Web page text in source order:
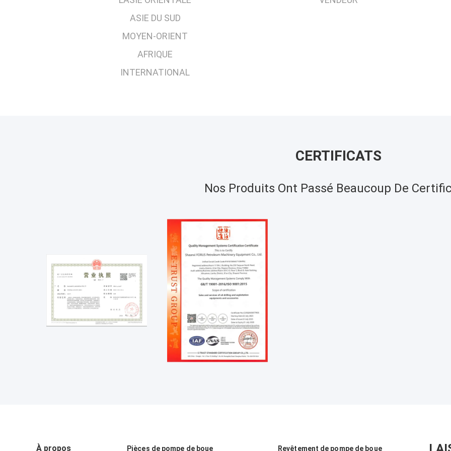
ASIE DU SUD
MOYEN-ORIENT
AFRIQUE
INTERNATIONAL
CERTIFICATS
Nos Produits Ont Passé Beaucoup De
À propos Pièces de pompe de boue Revêtement de pompe de boue